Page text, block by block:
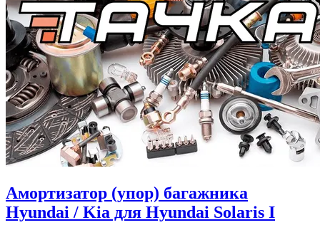
Амортизатор (упор) багажника
Hyundai / Kia для Hyundai Solaris I